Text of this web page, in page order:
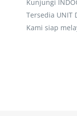
Kunjungi
Tersedia UNIT
Kami siap